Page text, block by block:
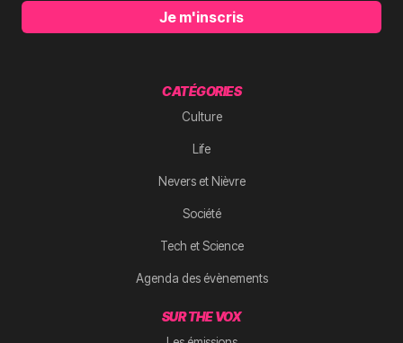
Je m'inscris
CATÉGORIES
Culture
Life
Nevers et Nièvre
Société
Tech et Science
Agenda des évènements
SUR THE VOX